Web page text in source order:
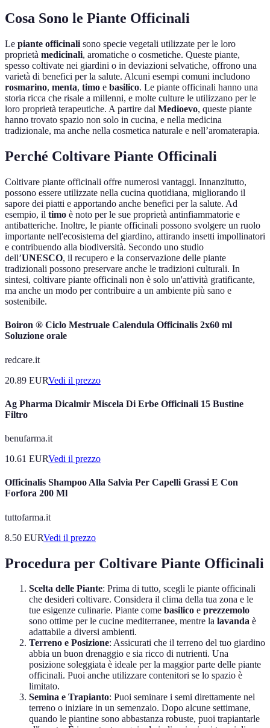
Cosa Sono le Piante Officinali
Le piante officinali sono specie vegetali utilizzate per le loro
proprietà medicinali, aromatiche o cosmetiche. Queste piante,
spesso coltivate nei giardini o in deviazioni selvatiche, offrono una
varietà di benefici per la salute. Alcuni esempi comuni includono
rosmarino, menta, timo e basilico. Le piante officinali hanno una
storia ricca che risale a millenni, e molte culture le utilizzano per le
loro proprietà terapeutiche. A partire dal Medioevo, queste piante
hanno trovato spazio non solo in cucina, e nella medicina
tradizionale, ma anche nella cosmetica naturale e nell’aromaterapia.
Perché Coltivare Piante Officinali
Coltivare piante officinali offre numerosi vantaggi. Innanzitutto,
possono essere utilizzate nella cucina quotidiana, migliorando il
sapore dei piatti e apportando anche benefici per la salute. Ad
esempio, il timo è noto per le sue proprietà antinfiammatorie e
antibatteriche. Inoltre, le piante officinali possono svolgere un ruolo
importante nell'ecosistema del giardino, attirando insetti impollinatori
e contribuendo alla biodiversità. Secondo uno studio
dell’UNESCO, il recupero e la conservazione delle piante
tradizionali possono preservare anche le tradizioni culturali. In
sintesi, coltivare piante officinali non è solo un'attività gratificante,
ma anche un modo per contribuire a un ambiente più sano e
sostenibile.
Boiron ® Ciclo Mestruale Calendula Officinalis 2x60 ml
Soluzione orale
redcare.it
20.89 EURVedi il prezzo
Ag Pharma Dicalmir Miscela Di Erbe Officinali 15 Bustine
Filtro
benufarma.it
10.61 EURVedi il prezzo
Officinalis Shampoo Alla Salvia Per Capelli Grassi E Con
Forfora 200 Ml
tuttofarma.it
8.50 EURVedi il prezzo
Procedura per Coltivare Piante Officinali
Scelta delle Piante: Prima di tutto, scegli le piante officinali
che desideri coltivare. Considera il clima della tua zona e le
tue esigenze culinarie. Piante come basilico e prezzemolo
sono ottime per le cucine mediterranee, mentre la lavanda è
adattabile a diversi ambienti.
Terreno e Posizione: Assicurati che il terreno del tuo giardino
abbia un buon drenaggio e sia ricco di nutrienti. Una
posizione soleggiata è ideale per la maggior parte delle piante
officinali. Puoi anche utilizzare contenitori se lo spazio è
limitato.
Semina e Trapianto: Puoi seminare i semi direttamente nel
terreno o iniziare in un semenzaio. Dopo alcune settimane,
quando le piantine sono abbastanza robuste, puoi trapiantarle